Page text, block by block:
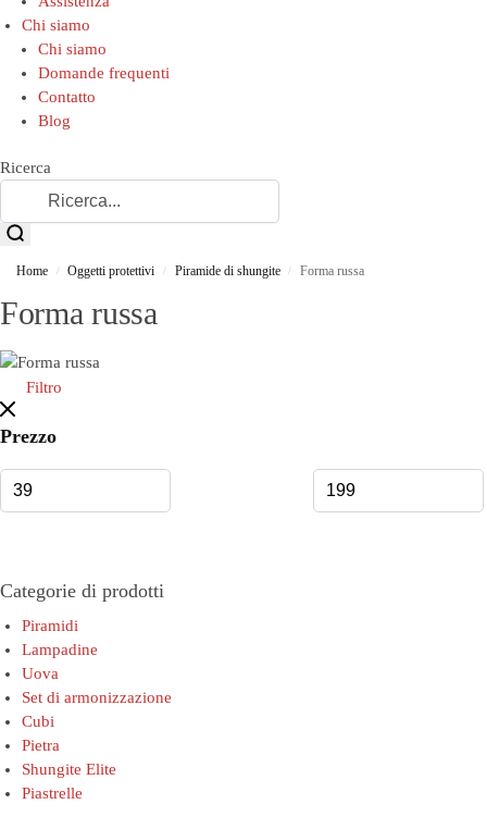
Chi siamo
Chi siamo
Domande frequenti
Contatto
Blog
Ricerca
Home / Oggetti protettivi / Piramide di shungite / Forma russa
Forma russa
Filtro
Prezzo
Categorie di prodotti
Piramidi
Lampadine
Uova
Set di armonizzazione
Cubi
Pietra
Shungite Elite
Piastrelle